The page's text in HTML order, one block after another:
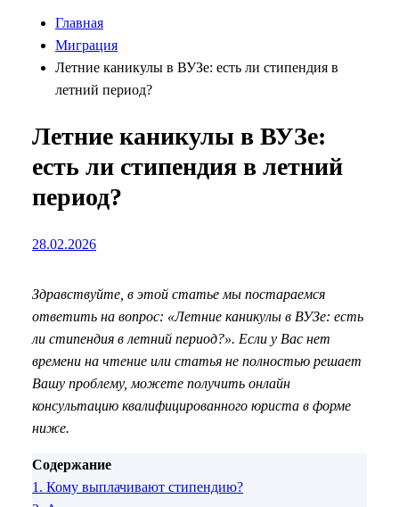
Главная
Миграция
Летние каникулы в ВУЗе: есть ли стипендия в
летний период?
Летние каникулы в ВУЗе:
есть ли стипендия в летний
период?
28.02.2026
Здравствуйте, в этой статье мы постараемся
ответить на вопрос: «Летние каникулы в ВУЗе: есть
ли стипендия в летний период?». Если у Вас нет
времени на чтение или статья не полностью решает
Вашу проблему, можете получить онлайн
консультацию квалифицированного юриста в форме
ниже.
Содержание
1. Кому выплачивают стипендию?